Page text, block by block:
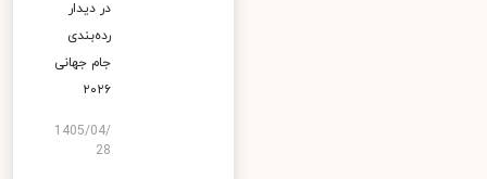
در دیدار
رده‌بندی
جام جهانی
۲۰۲۶
1405/04/
28